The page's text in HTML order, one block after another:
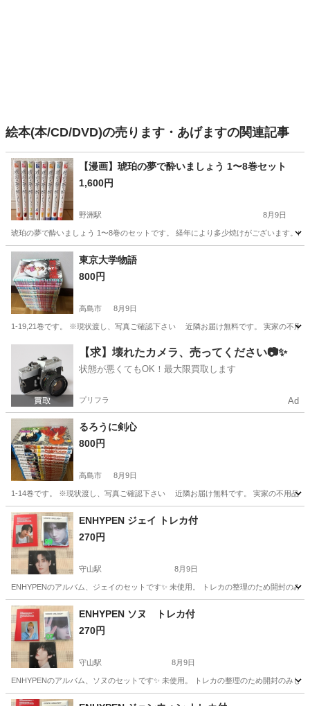
絵本(本/CD/DVD)の売ります・あげますの関連記事
【漫画】琥珀の夢で酔いましょう 1〜8巻セット
1,600円
野洲駅 8月9日
琥珀の夢で酔いましょう 1〜8巻のセットです。 経年により多少焼けがございます。(
滋賀 守山市 野洲駅 マンガ、コミック、アニメ
東京大学物語
800円
高島市 8月9日
1-19,21巻です。 ※現状渡し、写真ご確認下さい 近隣お届け無料です。 実家の不用
本/CD/DVD 実家
【求】壊れたカメラ、売ってください📷✨
状態が悪くてもOK！最大限買取します
プリフラ Ad
るろうに剣心
800円
高島市 8月9日
1-14巻です。 ※現状渡し、写真ご確認下さい 近隣お届け無料です。 実家の不用品を
滋賀 高島市 マンガ、コミック、アニメ 実家
ENHYPEN ジェイ トレカ付
270円
守山駅 8月9日
ENHYPENのアルバム、ジェイのセットです✨ 未使用。 トレカの整理のため開封の
滋賀 守山市 ENHYPEN
ENHYPEN ソヌ トレカ付
270円
守山駅 8月9日
ENHYPENのアルバム、ソヌのセットです✨ 未使用。 トレカの整理のため開封のみ
滋賀 守山市 CD ENHYPEN